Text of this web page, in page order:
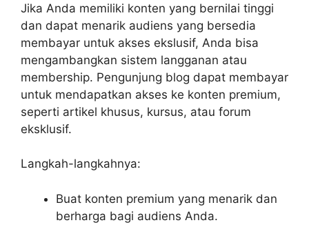
Jika Anda memiliki konten yang bernilai tinggi
dan dapat menarik audiens yang bersedia
membayar untuk akses ekslusif, Anda bisa
mengambangkan sistem langganan atau
membership. Pengunjung blog dapat membayar
untuk mendapatkan akses ke konten premium,
seperti artikel khusus, kursus, atau forum
eksklusif.
Langkah-langkahnya:
Buat konten premium yang menarik dan
berharga bagi audiens Anda.